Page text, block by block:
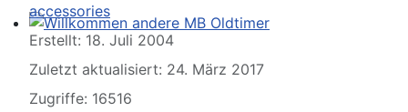
Willkommen andere MB Oldtimer
accessories
Erstellt: 18. Juli 2004
Zuletzt aktualisiert: 24. März 2017
Zugriffe: 16516